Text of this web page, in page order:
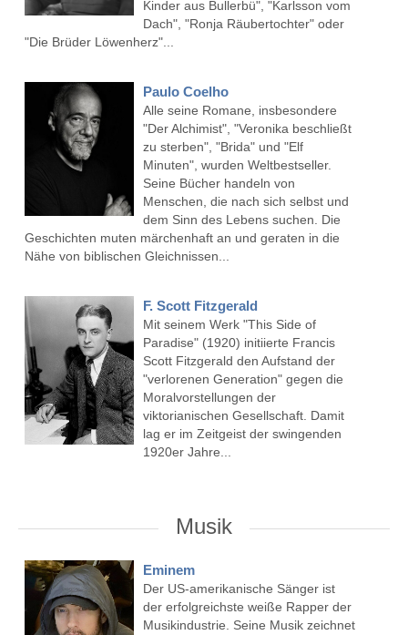
Kinder aus Bullerbü", "Karlsson vom
Dach", "Ronja Räubertochter" oder
"Die Brüder Löwenherz"...
Paulo Coelho
Alle seine Romane, insbesondere
"Der Alchimist", "Veronika beschließt
zu sterben", "Brida" und "Elf
Minuten", wurden Weltbestseller.
Seine Bücher handeln von
Menschen, die nach sich selbst und
dem Sinn des Lebens suchen. Die
Geschichten muten märchenhaft an und geraten in die
Nähe von biblischen Gleichnissen...
F. Scott Fitzgerald
Mit seinem Werk "This Side of
Paradise" (1920) initiierte Francis
Scott Fitzgerald den Aufstand der
"verlorenen Generation" gegen die
Moralvorstellungen der
viktorianischen Gesellschaft. Damit
lag er im Zeitgeist der swingenden
1920er Jahre...
Musik
Eminem
Der US-amerikanische Sänger ist
der erfolgreichste weiße Rapper der
Musikindustrie. Seine Musik zeichnet